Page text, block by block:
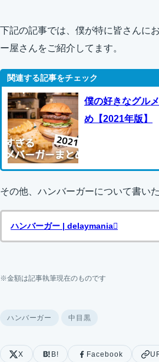
下記の記事では、僕が特に皆さんに
ー屋さんをご紹介してます。
僕の好きなグル
め【2021年版】
その他、ハンバーガーについて書い
ハンバーガー | delaymania
※金額は記事執筆現在のものです
ハンバーガー 中目黒
X B! Facebook